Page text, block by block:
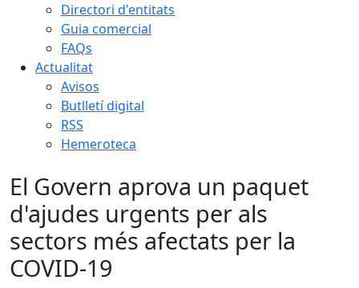
Directori d'entitats
Guia comercial
FAQs
Actualitat
Avisos
Butlletí digital
RSS
Hemeroteca
El Govern aprova un paquet
d'ajudes urgents per als
sectors més afectats per la
COVID-19